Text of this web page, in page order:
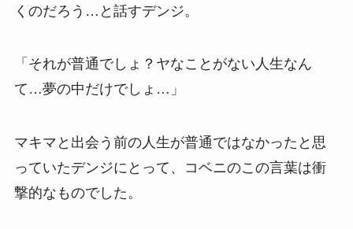
くのだろう…と話すデンジ。
「それが普通でしょ？ヤなことがない人生なん
て…夢の中だけでしょ…」
マキマと出会う前の人生が普通ではなかったと思
っていたデンジにとって、コベニのこの言葉は衝
撃的なものでした。